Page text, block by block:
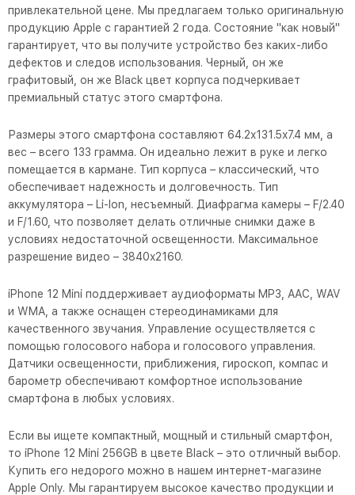
привлекательной цене. Мы предлагаем только оригинальную
продукцию Apple с гарантией 2 года. Состояние "как новый"
гарантирует, что вы получите устройство без каких-либо
дефектов и следов использования. Черный, он же
графитовый, он же Black цвет корпуса подчеркивает
премиальный статус этого смартфона.
Размеры этого смартфона составляют 64.2x131.5x7.4 мм, а
вес – всего 133 грамма. Он идеально лежит в руке и легко
помещается в кармане. Тип корпуса – классический, что
обеспечивает надежность и долговечность. Тип
аккумулятора – Li-Ion, несъемный. Диафрагма камеры – F/2.40
и F/1.60, что позволяет делать отличные снимки даже в
условиях недостаточной освещенности. Максимальное
разрешение видео – 3840x2160.
iPhone 12 Mini поддерживает аудиоформаты MP3, AAC, WAV
и WMA, а также оснащен стереодинамиками для
качественного звучания. Управление осуществляется с
помощью голосового набора и голосового управления.
Датчики освещенности, приближения, гироскоп, компас и
барометр обеспечивают комфортное использование
смартфона в любых условиях.
Если вы ищете компактный, мощный и стильный смартфон,
то iPhone 12 Mini 256GB в цвете Black – это отличный выбор.
Купить его недорого можно в нашем интернет-магазине
Apple Only. Мы гарантируем высокое качество продукции и